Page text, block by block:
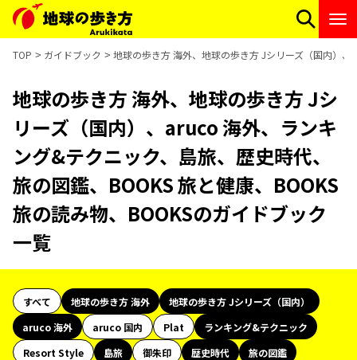
TOP ガイドブック 地球の歩き方 海外、地球の歩き方 Jシリーズ（国内）
地球の歩き方 海外、地球の歩き方 Jシ
リーズ（国内）、aruco 海外、ランキ
ング&テクニック、島旅、歴史時代、
旅の図鑑、BOOKS 旅と健康、BOOKS
旅の読み物、BOOKSのガイドブック
一覧
すべて 地球の歩き方 海外
地球の歩き方 Jシリーズ（国内）
aruco 海外
aruco 国内 Plat
ランキング&テクニック
Resort Style
島旅 御朱印 歴史時代
旅の図鑑